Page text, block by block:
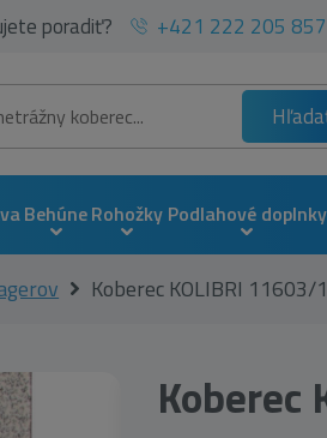
poradiť? +421 222 205 857
BehúneRohožky Podlahové doplnky
Koberec KOLIBRI 11603/
Koberec